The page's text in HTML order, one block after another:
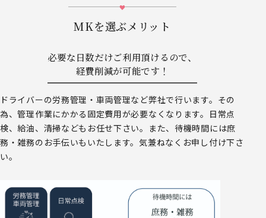
MKを選ぶメリット
必要な日数だけご利用頂けるので、
経費削減が可能です！
ドライバーの労務管理・車両管理など弊社で行います。その
為、管理作業にかかる固定費用が必要なくなります。日常点
検、給油、清掃などもお任せ下さい。また、待機時間には庶
務・雑務のお手伝いもいたします。気兼ねなくお申し付け下さ
い。